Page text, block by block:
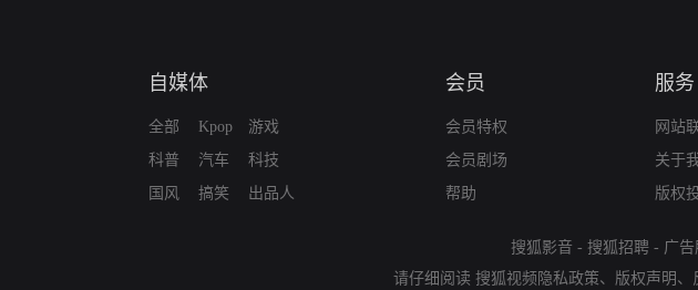
自媒体
全部
科普
国风
Kpop
汽车
搞笑
游戏
科技
出品人
会员
会员特权
会员剧场
帮助
服务
网站
关于
版权
搜狐影音 - 搜狐招聘 - 广告
请仔细阅读 搜狐视频隐私政策、 版权声明 、